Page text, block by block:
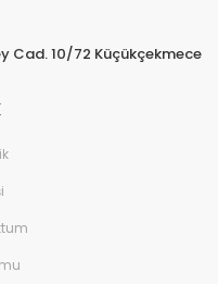
Cad. 10/72 Küçükçekmece